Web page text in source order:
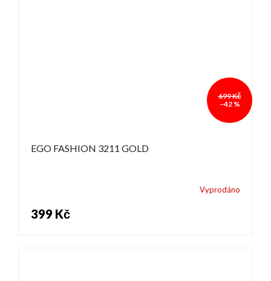
699 Kč
–42 %
EGO FASHION 3211 GOLD
Vyprodáno
399 Kč